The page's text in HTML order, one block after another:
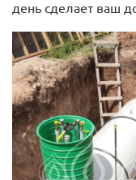
день сделает ваш